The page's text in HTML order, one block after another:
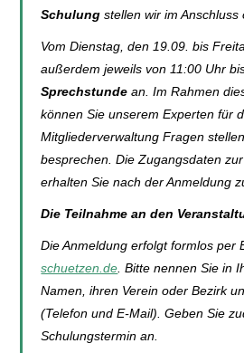
Schulung stellen wir im Anschluss
Vom Dienstag, den 19.09. bis
außerdem jeweils von 11:00 Uhr
Sprechstundean. Im Rahmen
können Sie unserem Experten für
Mitgliederverwaltung Fragen
besprechen. Die Zugangsdaten
erhalten Sie nach der Anmeldung
Die Teilnahme an den
Die Anmeldung erfolgt formlos per
schuetzen.de . Bitte nennen Sie in
Namen, ihren Verein oder Bezirk
(Telefon und E-Mail). Geben Sie
Schulungstermin an.